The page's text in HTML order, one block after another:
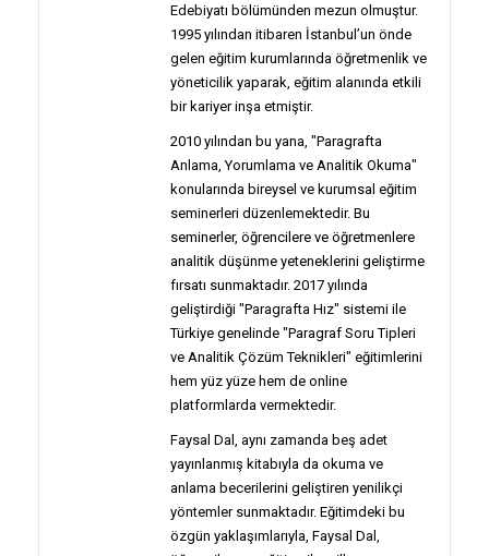
Edebiyatı bölümünden mezun olmuştur.
1995 yılından itibaren İstanbul’un önde
gelen eğitim kurumlarında öğretmenlik ve
yöneticilik yaparak, eğitim alanında etkili
bir kariyer inşa etmiştir.
2010 yılından bu yana, "Paragrafta
Anlama, Yorumlama ve Analitik Okuma"
konularında bireysel ve kurumsal eğitim
seminerleri düzenlemektedir. Bu
seminerler, öğrencilere ve öğretmenlere
analitik düşünme yeteneklerini geliştirme
fırsatı sunmaktadır. 2017 yılında
geliştirdiği "Paragrafta Hız" sistemi ile
Türkiye genelinde "Paragraf Soru Tipleri
ve Analitik Çözüm Teknikleri" eğitimlerini
hem yüz yüze hem de online
platformlarda vermektedir.
Faysal Dal, aynı zamanda beş adet
yayınlanmış kitabıyla da okuma ve
anlama becerilerini geliştiren yenilikçi
yöntemler sunmaktadır. Eğitimdeki bu
özgün yaklaşımlarıyla, Faysal Dal,